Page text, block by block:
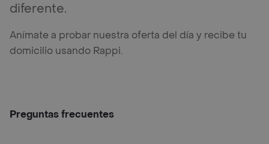
diferente.
Anímate a probar nuestra oferta del día y recibe tu
domicilio usando Rappi.
Preguntas frecuentes